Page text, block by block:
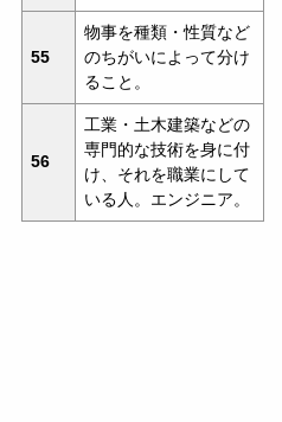
55
物事を種類・性質など
のちがいによって分け
ること。
56
工業・土木建築などの
専門的な技術を身に付
け、それを職業にして
いる人。エンジニア。